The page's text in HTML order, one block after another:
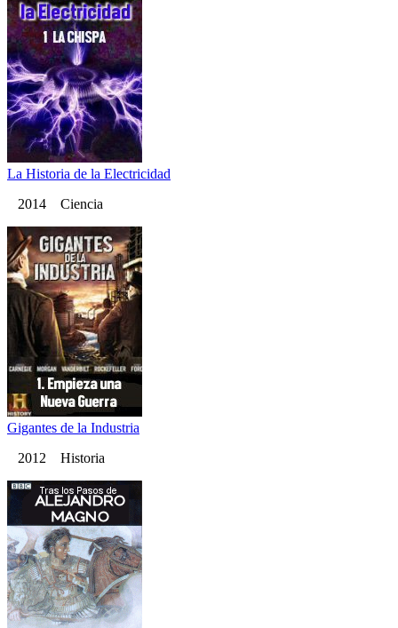
La Historia de la Electricidad
2014 Ciencia
Gigantes de la Industria
2012 Historia